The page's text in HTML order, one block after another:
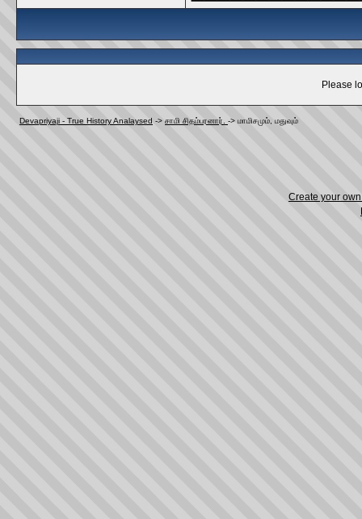
Please
Devapriyaji - True History Analaysed -> சாமி சிதம்பரனார். -> மாமிசமும்‌, மதுவும்‌
Create your